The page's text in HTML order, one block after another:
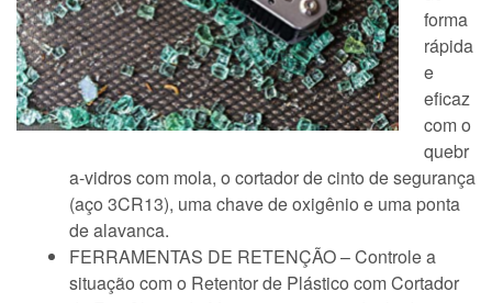
forma
rápida
e
eficaz
com o
quebr
a-vidros com mola, o cortador de cinto de segurança
(aço 3CR13), uma chave de oxigênio e uma ponta
de alavanca.
FERRAMENTAS DE RETENÇÃO – Controle a
situação com o Retentor de Plástico com Cortador